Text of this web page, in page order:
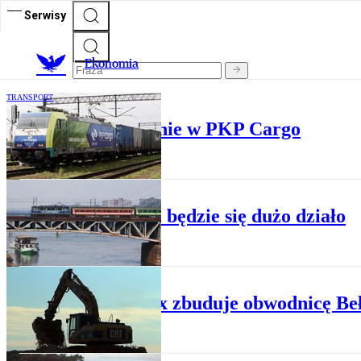
Serwisy
Ekonomia
TRANSPORT
Spadnie zatrudnienie w PKP Cargo
Na kolei będzie się dużo działo
Budimex zbuduje obwodnicę
TRANSPORT